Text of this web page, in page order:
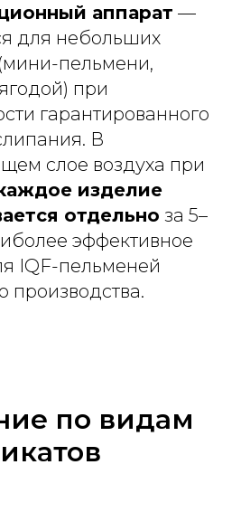
аппарат —
для небольших
пельмени,
при
гарантированного
В
слое воздуха при
изделие
отдельно за 5–
эффективное
IQF-пельменей
производства.
по видам